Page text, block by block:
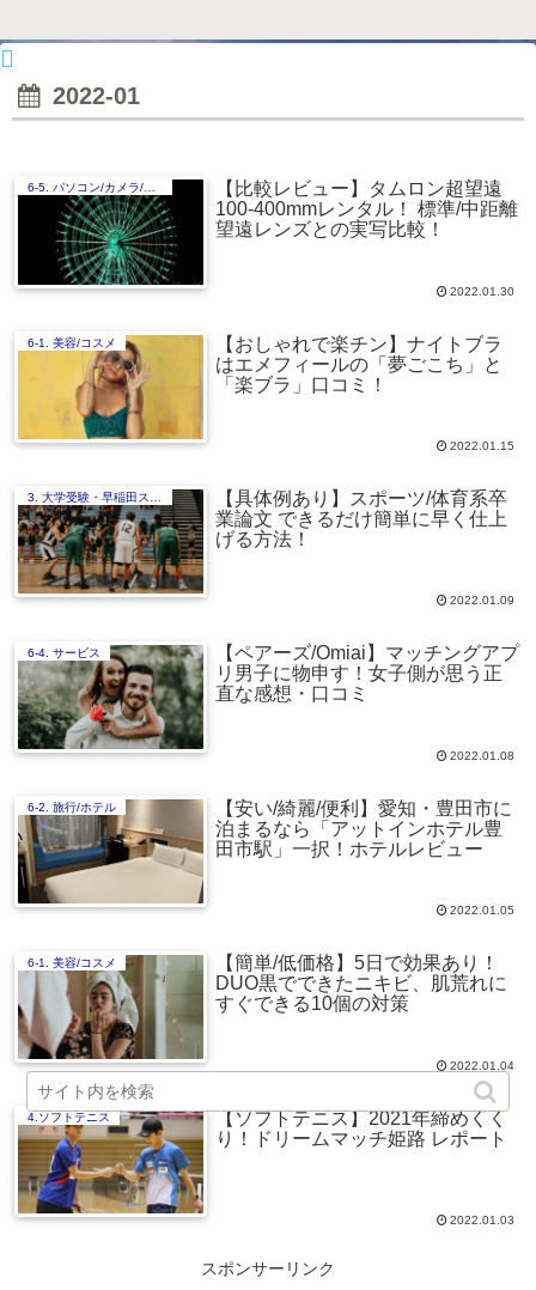
2022-01
6-5. パソコン/カメラ/Apple
【比較レビュー】タムロン超望遠
100-400mmレンタル！ 標準/中距離
望遠レンズとの実写比較！
2022.01.30
6-1. 美容/コスメ
【おしゃれで楽チン】ナイトブラ
はエメフィールの「夢ごこち」と
「楽ブラ」口コミ！
2022.01.15
【具体例あり】スポーツ/体育系卒
業論文 できるだけ簡単に早く仕上
げる方法！
2022.01.09
6-4. サービス
【ペアーズ/Omiai】マッチングアプ
リ男子に物申す！女子側が思う正
直な感想・口コミ
2022.01.08
6-2. 旅行/ホテル
【安い/綺麗/便利】愛知・豊田市に
泊まるなら「アットインホテル豊
田市駅」一択！ホテルレビュー
2022.01.05
6-1. 美容/コスメ
【簡単/低価格】5日で効果あり！
DUO黒でできたニキビ、肌荒れに
すぐできる10個の対策
2022.01.04
4.ソフトテニス
【ソフトテニス】2021年締めくく
り！ドリームマッチ姫路 レポート
2022.01.03
スポンサーリンク